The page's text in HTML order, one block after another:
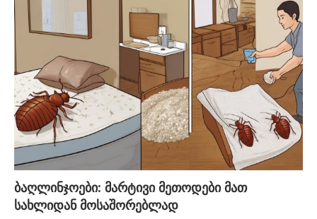
ბაღლინჯოები: მარტივი მეთოდები მათ
სახლიდან მოსაშორებლად